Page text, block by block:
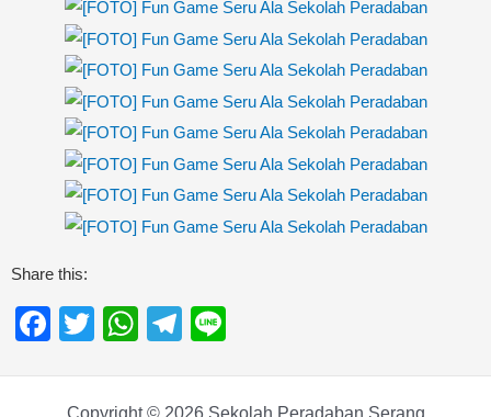
Share this:
Facebook
TwitterWhatsApp
Telegram
Copyright © 2026 Sekolah Peradaban Serang